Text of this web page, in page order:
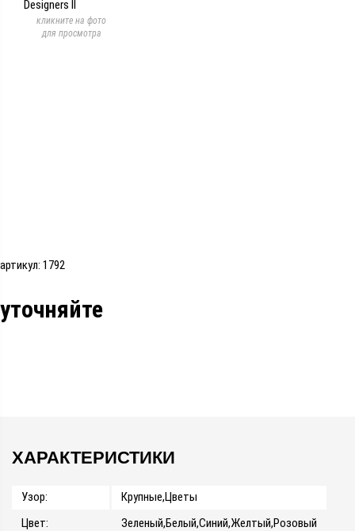
кликните на фото
для просмотра
артикул: 1792
уточняйте
ХАРАКТЕРИСТИКИ
Узор:
Крупные,Цветы
Цвет:
Зеленый,Белый,Синий,Желтый,Розовый